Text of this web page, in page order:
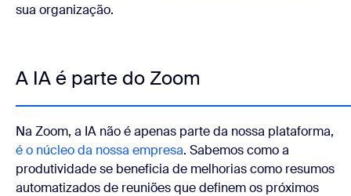
sua organização.
A IA é parte do Zoom
Na Zoom, a IA não é apenas parte da nossa plataforma,
é o núcleo da nossa empresa. Sabemos como a
produtividade se beneficia de melhorias como resumos
automatizados de reuniões que definem os próximos